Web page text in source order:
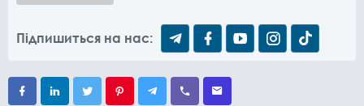
Підпишиться на нас: